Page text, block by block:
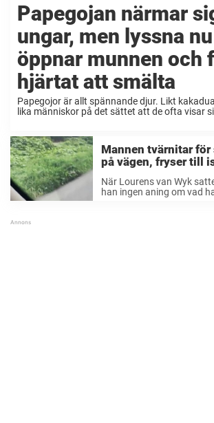
Papegojan närmar
ungar, men lyssna
öppnar munnen och
hjärtat att smälta
Papegojor är allt spännande djur. Likt
lika människor på det sättet att de ofta visar
Mannen tvärnitar
på vägen, fryser till
När Lourens van Wyk
han ingen aning om vad